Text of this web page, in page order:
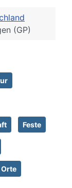
(GP)
Feste